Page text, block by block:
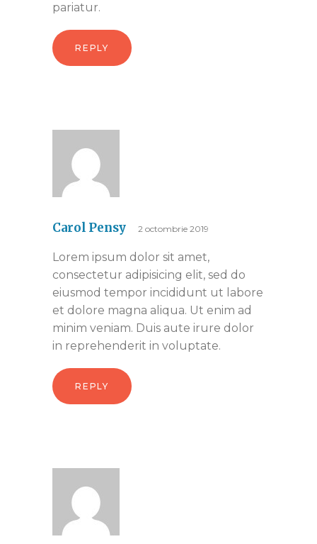
pariatur.
REPLY
Carol Pensy 2 octombrie 2019
Lorem ipsum dolor sit amet,
consectetur adipisicing elit, sed do
eiusmod tempor incididunt ut labore
et dolore magna aliqua. Ut enim ad
minim veniam. Duis aute irure dolor
in reprehenderit in voluptate.
REPLY